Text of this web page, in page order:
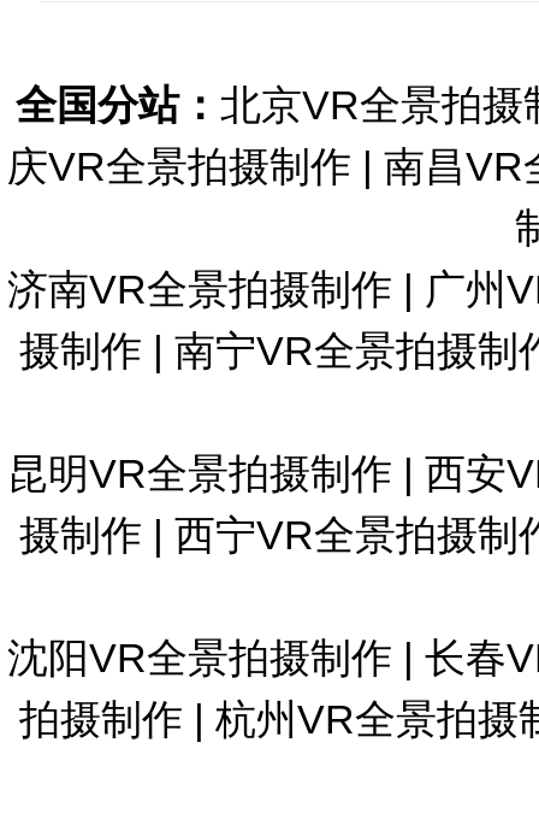
全国分站： 北京VR全景拍摄
庆VR全景拍摄制作 | 南昌VR
济南VR全景拍摄制作 | 广州
摄制作 | 南宁VR全景拍摄制
昆明VR全景拍摄制作 | 西安
摄制作 | 西宁VR全景拍摄制
沈阳VR全景拍摄制作 | 长春
拍摄制作 | 杭州VR全景拍摄